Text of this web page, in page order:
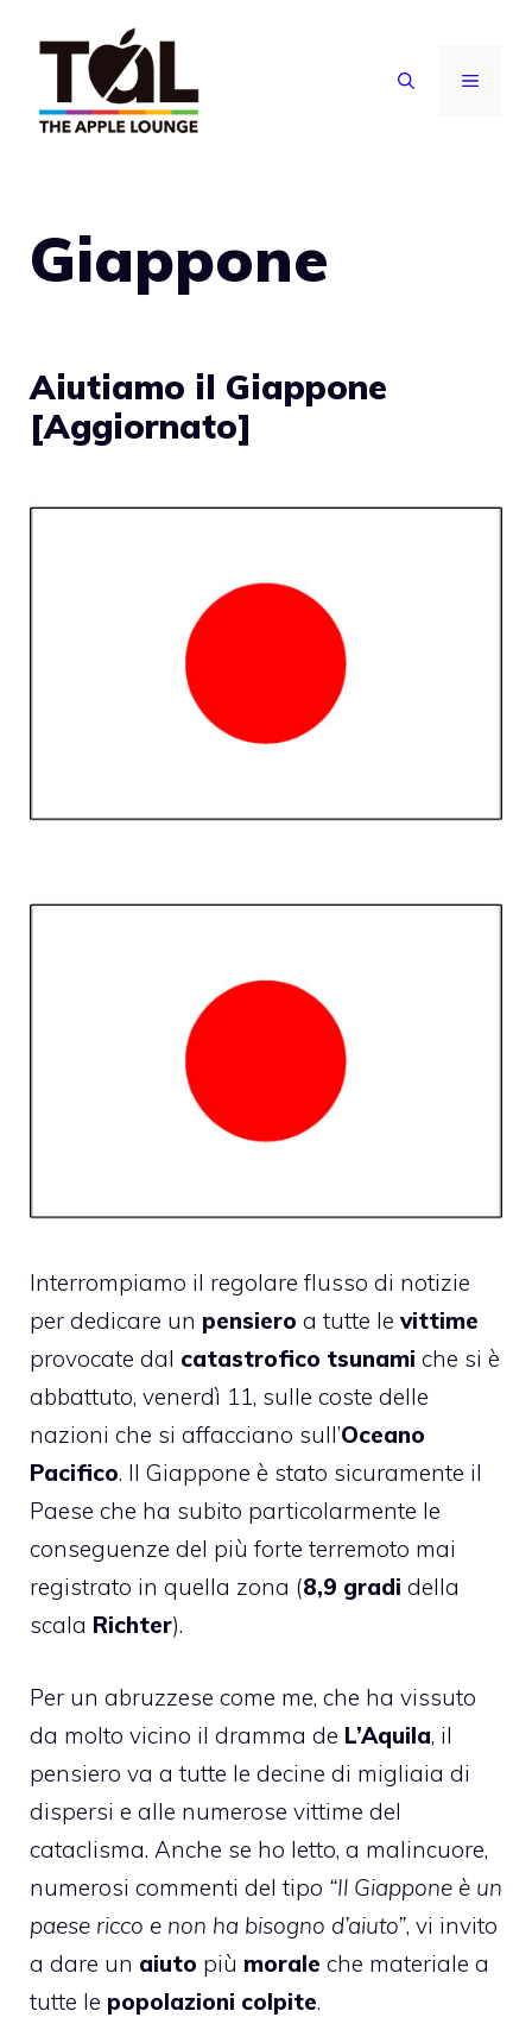
contenuto
MENU
Giappone
Aiutiamo il Giappone
[Aggiornato]
Interrompiamo il regolare flusso di notizie
per dedicare un pensiero a tutte le vittime
provocate dal catastrofico tsunami che si è
abbattuto, venerdì 11, sulle coste delle
nazioni che si affacciano sull’Oceano
Pacifico. Il Giappone è stato sicuramente il
Paese che ha subito particolarmente le
conseguenze del più forte terremoto mai
registrato in quella zona (8,9 gradi della
scala Richter).
Per un abruzzese come me, che ha vissuto
da molto vicino il dramma de L’Aquila, il
pensiero va a tutte le decine di migliaia di
dispersi e alle numerose vittime del
cataclisma. Anche se ho letto, a malincuore,
numerosi commenti del tipo “Il Giappone è un
paese ricco e non ha bisogno d’aiuto”, vi invito
a dare un aiuto più morale che materiale a
tutte le popolazioni colpite.